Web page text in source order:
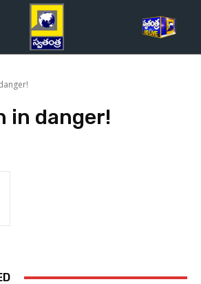
in danger!